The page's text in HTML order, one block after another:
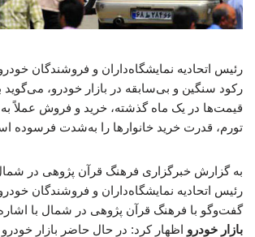
رئیس اتحادیه نمایشگاه‌داران و فروشندگان
رکود سنگین و بی‌سابقه در بازار خودرو، می‌گوید
قیمت‌ها در یک ماه گذشته، خرید و فروش عملاً
تورم، قدرت خرید خانوارها را به‌شدت فرسوده
به گزارش خبرگزاری فرهنگ قرآن پژوهی در
رئیس اتحادیه نمایشگاه‌داران و فروشندگان
گفت‌وگو با فرهنگ قرآن پژوهی در شمال با
بازار خودرو اظهار کرد: در حال حاضر بازار خودرو